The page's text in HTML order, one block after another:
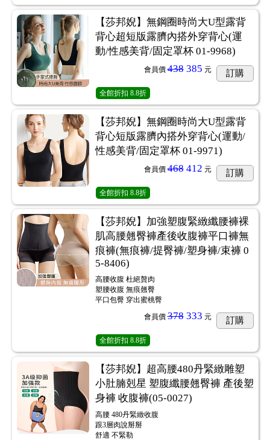
【莎邦婗】無鋼圈時尚大U型露背
背心超短版露臍內搭外穿背心(運
動/性感美背/固定罩杯 01-9968)
會員價 438385 元 訂購
全館折扣 8.8折
【莎邦婗】無鋼圈時尚大U型露背
背心短版露臍內搭外穿背心(運動/
性感美背/固定罩杯 01-9971)
會員價 468412 元 訂購
全館折扣 8.8折
【莎邦婗】加強塑腹緊緻纖腰褲裸
肌高腰翹臀褲產後收腹褲平口褲無
痕褲(無痕褲/提臀褲/塑身褲/束褲 0
5-8406)
高腰收腹 杜絕贅肉
塑腰收腹 無痕翹臀
平口包臀 穿出蜜桃臀
會員價 378333 元 訂購
全館折扣 8.8折
【莎邦婗】超高腰480丹緊緻雕塑
小肚腩剋星 塑腹纖腰翹臀褲 產後塑
身褲 收腹褲(05-0027)
高腰 480丹緊緻收腹
跟3層肉說掰掰
舒適 不緊勒